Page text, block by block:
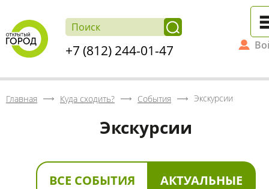
+7 (812) 244-01-47
Главная Куда сходить? События Экскурсии
Экскурсии
ВСЕ СОБЫТИЯ АКТУАЛЬНЫЕ